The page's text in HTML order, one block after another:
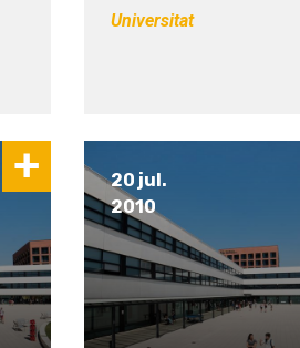
Universitat
20 jul.
2010